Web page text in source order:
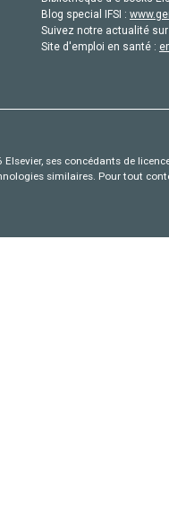
Blog special IFSI :
Suivez notre actualité
Site d'emploi en santé :
ses concédants de
similaires. Pour tout